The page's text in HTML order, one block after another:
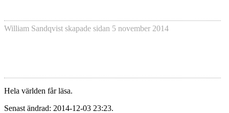
William Sandqvist skapade sidan 5 november 2014
Hela världen får läsa.
Senast ändrad: 2014-12-03 23:23.